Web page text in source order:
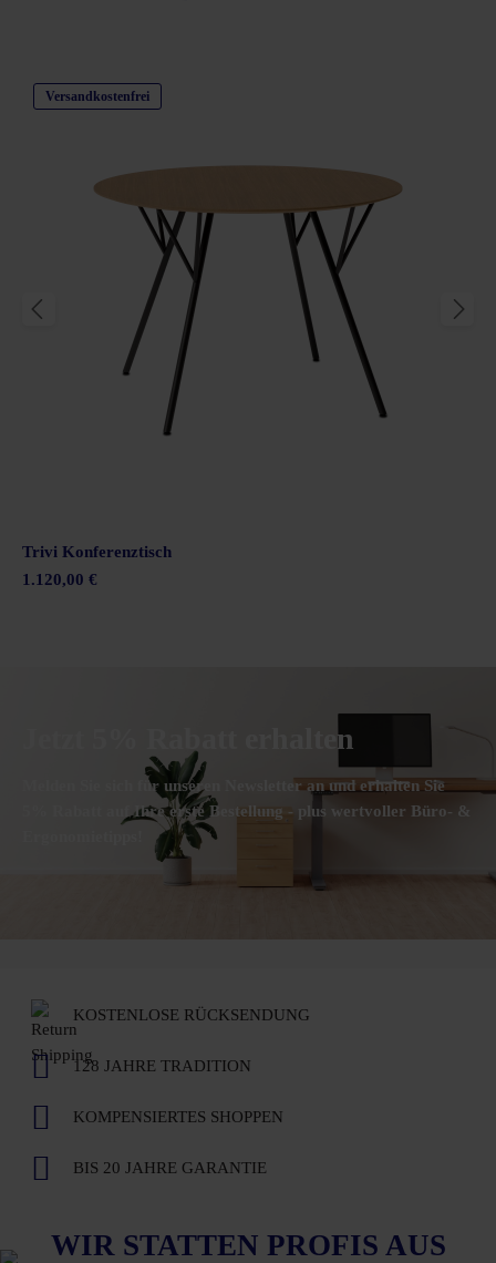
Versandkostenfrei
Trivi Konferenztisch
1.120,00 €
Jetzt 5% Rabatt erhalten
Melden Sie sich für unseren Newsletter an und erhalten Sie
5% Rabatt auf Ihre erste Bestellung - plus wertvoller Büro- &
KOSTENLOSE RÜCKSENDUNG
128 JAHRE TRADITION
KOMPENSIERTES SHOPPEN
BIS 20 JAHRE GARANTIE
WIR STATTEN PROFIS AUS